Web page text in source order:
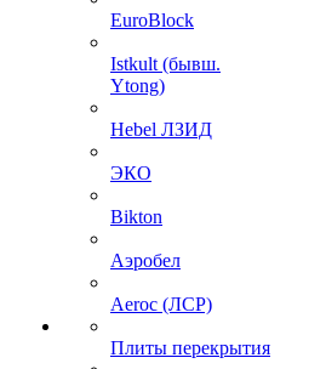
EuroBlock
Istkult (бывш.
Ytong)
Hebel ЛЗИД
ЭКО
Bikton
Аэробел
Aeroc (ЛСР)
Плиты перекрытия